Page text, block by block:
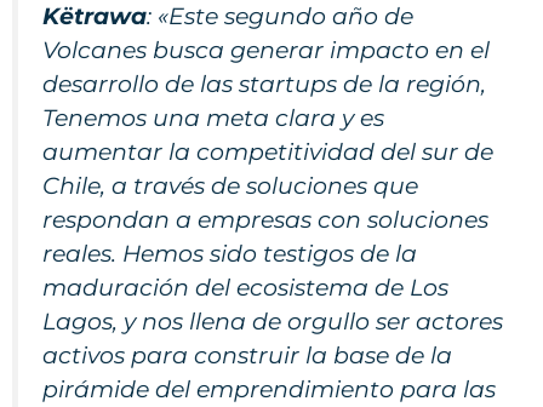
Këtrawa: «Este segundo año de
Volcanes busca generar impacto en el
desarrollo de las startups de la región,
Tenemos una meta clara y es
aumentar la competitividad del sur de
Chile, a través de soluciones que
respondan a empresas con soluciones
reales. Hemos sido testigos de la
maduración del ecosistema de Los
Lagos, y nos llena de orgullo ser actores
activos para construir la base de la
pirámide del emprendimiento para las